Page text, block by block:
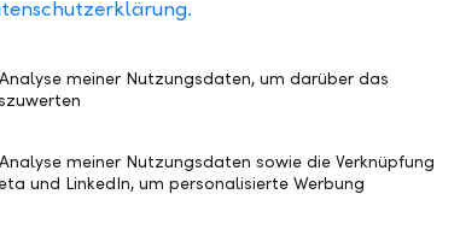
meiner Nutzungsdaten, um darüber das
meiner Nutzungsdaten sowie die Verknüpfung
und LinkedIn, um personalisierte Werbung